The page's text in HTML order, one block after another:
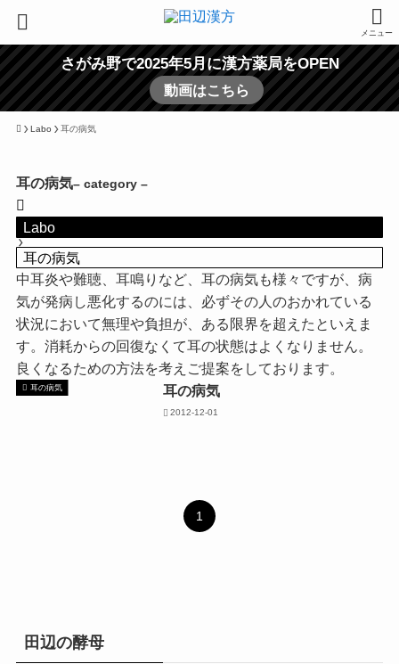
メニュー
さがみ野で2025年5月に漢方薬局をOPEN
動画はこちら
Labo 耳の病気
耳の病気– category –
Labo
耳の病気
中耳炎や難聴、耳鳴りなど、耳の病気も様々ですが、病
気が発病し悪化するのには、必ずその人のおかれている
状況において無理や負担が、ある限界を超えたといえま
す。消耗からの回復なくて耳の状態はよくなりません。
良くなるための方法を考えご提案をしております。
耳の病気 耳の病気
2012-12-01
1
田辺の酵母